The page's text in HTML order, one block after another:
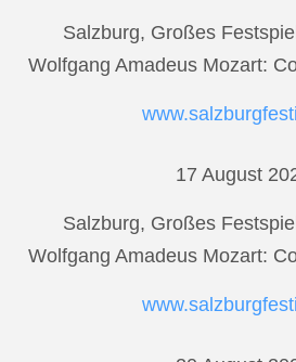
Salzburg, Großes
Wolfgang Amadeus Mozart:
17 August
Salzburg, Großes
Wolfgang Amadeus Mozart: